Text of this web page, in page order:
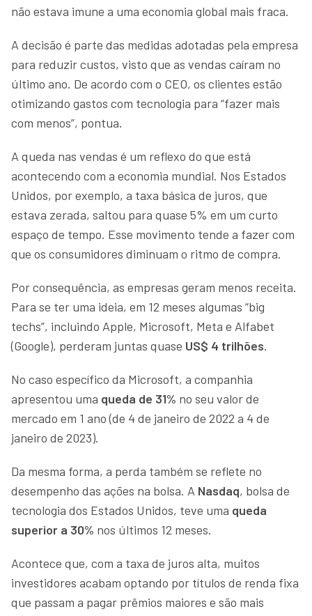
não estava imune a uma economia global mais fraca.
A decisão é parte das medidas adotadas pela empresa
para reduzir custos, visto que as vendas caíram no
último ano. De acordo com o CEO, os clientes estão
otimizando gastos com tecnologia para “fazer mais
com menos”, pontua.
A queda nas vendas é um reflexo do que está
acontecendo com a economia mundial. Nos Estados
Unidos, por exemplo, a taxa básica de juros, que
estava zerada, saltou para quase 5% em um curto
espaço de tempo. Esse movimento tende a fazer com
que os consumidores diminuam o ritmo de compra.
Por consequência, as empresas geram menos receita.
Para se ter uma ideia, em 12 meses algumas “big
techs”, incluindo Apple, Microsoft, Meta e Alfabet
(Google), perderam juntas quase US$ 4 trilhões.
No caso específico da Microsoft, a companhia
apresentou uma queda de 31% no seu valor de
mercado em 1 ano (de 4 de janeiro de 2022 a 4 de
janeiro de 2023).
Da mesma forma, a perda também se reflete no
desempenho das ações na bolsa. A Nasdaq, bolsa de
tecnologia dos Estados Unidos, teve uma queda
superior a 30% nos últimos 12 meses.
Acontece que, com a taxa de juros alta, muitos
investidores acabam optando por títulos de renda fixa
que passam a pagar prêmios maiores e são mais